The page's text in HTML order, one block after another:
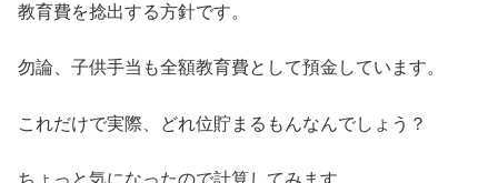
教育費を捻出する方針です。
勿論、子供手当も全額教育費として預金しています。
これだけで実際、どれ位貯まるもんなんでしょう？
ちょっと気になったので計算してみます。